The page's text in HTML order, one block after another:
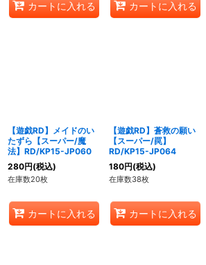
カートに入れる カートに入れる
【遊戯RD】メイドのい
たずら【スーパー/魔
法】RD/KP15-JP060
280円(税込)
在庫数20枚
カートに入れる
【遊戯RD】蒼救の願い
【スーパー/罠】
RD/KP15-JP064
180円(税込)
在庫数38枚
カートに入れる